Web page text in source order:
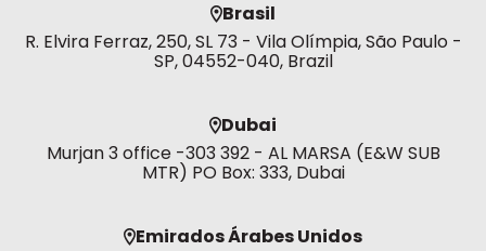
Brasil
R. Elvira Ferraz, 250, SL 73 - Vila Olímpia, São Paulo -
SP, 04552-040, Brazil
Dubai
Murjan 3 office -303 392 - AL MARSA (E&W SUB
MTR) PO Box: 333, Dubai
Emirados Árabes Unidos